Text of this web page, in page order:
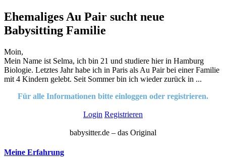
Ehemaliges Au Pair sucht neue
Babysitting Familie
Moin,
Mein Name ist Selma, ich bin 21 und studiere hier in Hamburg
Biologie. Letztes Jahr habe ich in Paris als Au Pair bei einer Familie
mit 4 Kindern gelebt. Seit Sommer bin ich wieder zurück in ...
Für alle Informationen bitte einloggen oder registrieren.
Login Registrieren
babysitter.de – das Original
Meine Erfahrung